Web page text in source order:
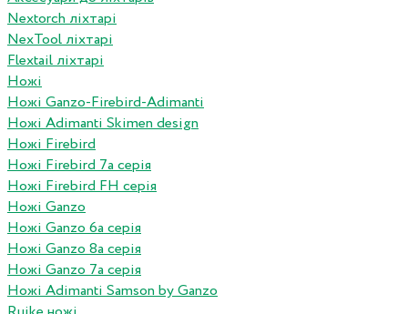
Nextorch ліхтарі
NexTool ліхтарі
Flextail ліхтарі
Ножі
Ножі Ganzo-Firebird-Adimanti
Ножі Adimanti Skimen design
Ножі Firebird
Ножі Firebird 7а серія
Ножі Firebird FH серія
Ножі Ganzo
Ножі Ganzo 6а серія
Ножі Ganzo 8а серія
Ножі Ganzo 7а серія
Ножі Adimanti Samson by Ganzo